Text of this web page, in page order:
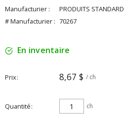
Manufacturier :
PRODUITS STANDARD
# Manufacturier : 70267
En inventaire
Prix 8,67 $ / ch
Quantité ch